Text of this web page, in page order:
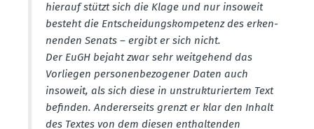
hierauf stützt sich die Klage und nur insoweit
besteht die Entschei­dungs­kom­petenz des erken­
nenden Senats – ergibt er sich nicht.
Der EuGH bejaht zwar sehr weitgehend das
Vorliegen perso­nen­be­zo­gener Daten auch
insoweit, als sich diese in unstruk­tu­riertem Text
befinden. Anderer­seits grenzt er klar den Inhalt
des Textes von dem diesen enthal­tenden